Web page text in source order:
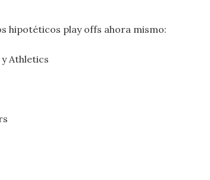
hipotéticos play offs ahora mismo:
y Athletics